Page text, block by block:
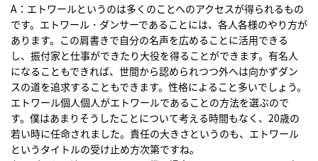
A：エトワールというのは多くのことへのアクセスが得られるもの
です。エトワール・ダンサーであることには、各人各様のやり方が
あります。この肩書きで自分の名声を広めることに活用できる
し、振付家と仕事ができたり大役を得ることができます。有名人
になることもできれば、世間から認められつつ外へは向かずダン
スの道を追求することもできます。性格によること多いでしょう。
エトワール個人個人がエトワールであることの方法を選ぶので
す。僕はあまりそうしたことについて考える時間もなく、20歳の
若い時に任命されました。責任の大きさというのも、エトワール
というタイトルの受け止め方次第ですね。